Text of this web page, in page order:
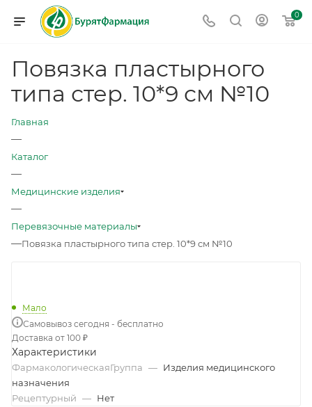
0
Повязка пластырного
типа стер. 10*9 см №10
Главная
—
Каталог
—
Медицинские изделия
—
Перевязочные материалы
—Повязка пластырного типа стер. 10*9 см №10
Мало
Самовывоз сегодня - бесплатно
Доставка от 100 ₽
Характеристики
ФармакологическаяГруппа — Изделия медицинского
назначения
Рецептурный — Нет